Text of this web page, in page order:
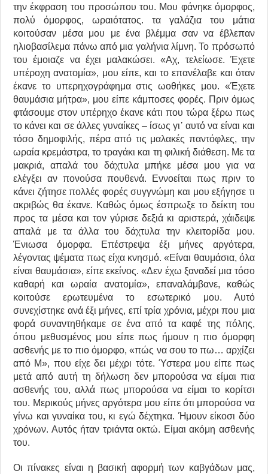
την έκφραση του προσώπου του. Μου φάνηκε όμορφος,
πολύ όμορφος, ωραιότατος. τα γαλάζια του μάτια
κοιτούσαν μέσα μου με ένα βλέμμα σαν να έβλεπαν
ηλιοβασίλεμα πάνω από μια γαλήνια λίμνη. Το πρόσωπό
του έμοιαζε να έχει μαλακώσει. «Αχ, τελείωσε. Έχετε
υπέροχη ανατομία», μου είπε, και το επανέλαβε και όταν
έκανε το υπερηχογράφημα στις ωοθήκες μου. «Έχετε
θαυμάσια μήτρα», μου είπε κάμποσες φορές. Πριν όμως
φτάσουμε στον υπέρηχο έκανε κάτι που τώρα ξέρω πως
το κάνει και σε άλλες γυναίκες – ίσως γι᾽ αυτό να είναι και
τόσο δημοφιλής, πέρα από τις μαλακές παντόφλες, την
ωραία κρεμάστρα, το τραγάκι και τη φιλική διάθεση. Με τα
μακριά, απαλά του δάχτυλα μπήκε μέσα μου για να
ελέγξει αν πονούσα πουθενά. Εννοείται πως πριν το
κάνει ζήτησε πολλές φορές συγγνώμη και μου εξήγησε τι
ακριβώς θα έκανε. Καθώς όμως έσπρωξε το δείκτη του
προς τα μέσα και τον γύρισε δεξιά κι αριστερά, χάιδεψε
απαλά με τα άλλα του δάχτυλα την κλειτορίδα μου.
Ένιωσα όμορφα. Επέστρεψα έξι μήνες αργότερα,
λέγοντας ψέματα πως είχα κνησμό. «Είναι θαυμάσια, όλα
είναι θαυμάσια», είπε εκείνος. «Δεν έχω ξαναδεί μια τόσο
καθαρή και ωραία ανατομία», επαναλάμβανε, καθώς
κοιτούσε ερωτευμένα το εσωτερικό μου. Αυτό
συνεχίστηκε ανά έξι μήνες, επί τρία χρόνια, μέχρι που μια
φορά συναντηθήκαμε σε ένα από τα καφέ της πόλης,
όπου μεθυσμένος μου είπε πως ήμουν η πιο όμορφη
ασθενής με το πιο όμορφο, «πώς να σου το πω… αρχίζει
από Μ», που είχε δει μέχρι τότε. Ύστερα μου είπε πως
μετά από αυτή τη δήλωση δεν μπορούσα να είμαι πια
ασθενής του, αλλά πως μπορούσα να είμαι το κορίτσι
του. Μερικούς μήνες αργότερα μου είπε ότι μπορούσα να
γίνω και γυναίκα του, κι εγώ δέχτηκα. Ήμουν είκοσι δύο
χρόνων. Αυτός ήταν τριάντα οκτώ. Είμαι ακόμη ασθενής
του.
Οι πίνακες είναι η βασική αφορμή των καβγάδων μας,